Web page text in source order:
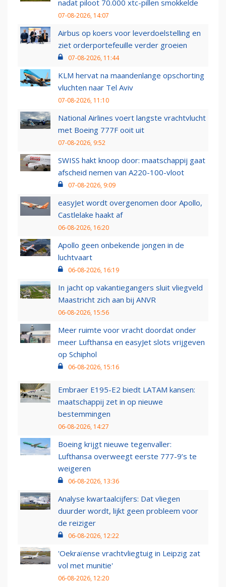
nadat piloot 70.000 xtc-pillen smokkelde
07-08-2026, 14:07
Airbus op koers voor leverdoelstelling en
ziet orderportefeuille verder groeien
07-08-2026, 11:44
KLM hervat na maandenlange opschorting
vluchten naar Tel Aviv
07-08-2026, 11:10
National Airlines voert langste vrachtvlucht
met Boeing 777F ooit uit
07-08-2026, 9:52
SWISS hakt knoop door: maatschappij gaat
afscheid nemen van A220-100-vloot
07-08-2026, 9:09
easyJet wordt overgenomen door Apollo,
Castlelake haakt af
06-08-2026, 16:20
Apollo geen onbekende jongen in de
luchtvaart
06-08-2026, 16:19
In jacht op vakantiegangers sluit vliegveld
Maastricht zich aan bij ANVR
06-08-2026, 15:56
Meer ruimte voor vracht doordat onder
meer Lufthansa en easyJet slots vrijgeven
op Schiphol
06-08-2026, 15:16
Embraer E195-E2 biedt LATAM kansen:
maatschappij zet in op nieuwe
bestemmingen
06-08-2026, 14:27
Boeing krijgt nieuwe tegenvaller:
Lufthansa overweegt eerste 777-9’s te
weigeren
06-08-2026, 13:36
Analyse kwartaalcijfers: Dat vliegen
duurder wordt, lijkt geen probleem voor
de reiziger
06-08-2026, 12:22
'Oekraïense vrachtvliegtuig in Leipzig zat
vol met munitie'
06-08-2026, 12:20